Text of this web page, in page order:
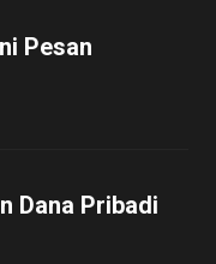
Pesan
Dana Pribadi